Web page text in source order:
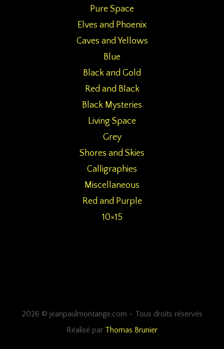
Pure Space
Elves and Phoenix
Caves and Yellows
Blue
Black and Gold
Red and Black
Black Mysteries
Living Space
Grey
Shores and Skies
Calligraphies
Miscellaneous
Red and Purple
10×15
2026 © jeanpaulmontange.com - Tous droits réservés
Réalisé par Thomas Brunier